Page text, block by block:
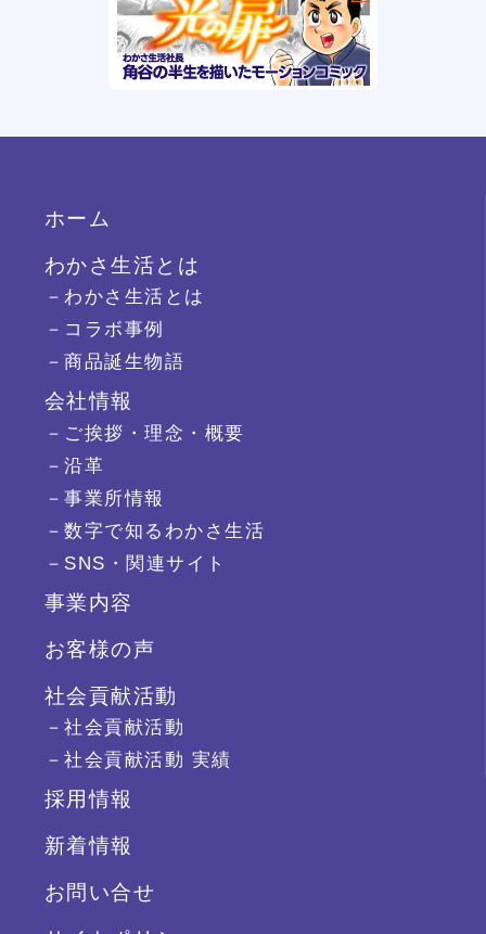
ホーム
わかさ生活とは
－わかさ生活とは
－コラボ事例
－商品誕生物語
会社情報
－ご挨拶・理念・概要
－沿革
－事業所情報
－数字で知るわかさ生活
－SNS・関連サイト
事業内容
お客様の声
社会貢献活動
－社会貢献活動
－社会貢献活動 実績
採用情報
新着情報
お問い合せ